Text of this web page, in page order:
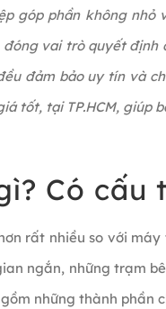
góp phần không nhỏ
vai trò quyết định
đảm bảo uy tín và
tốt, tại TP.HCM, giúp
Có cấu
rất nhiều so với
ngắn, những trạm
những thành phần